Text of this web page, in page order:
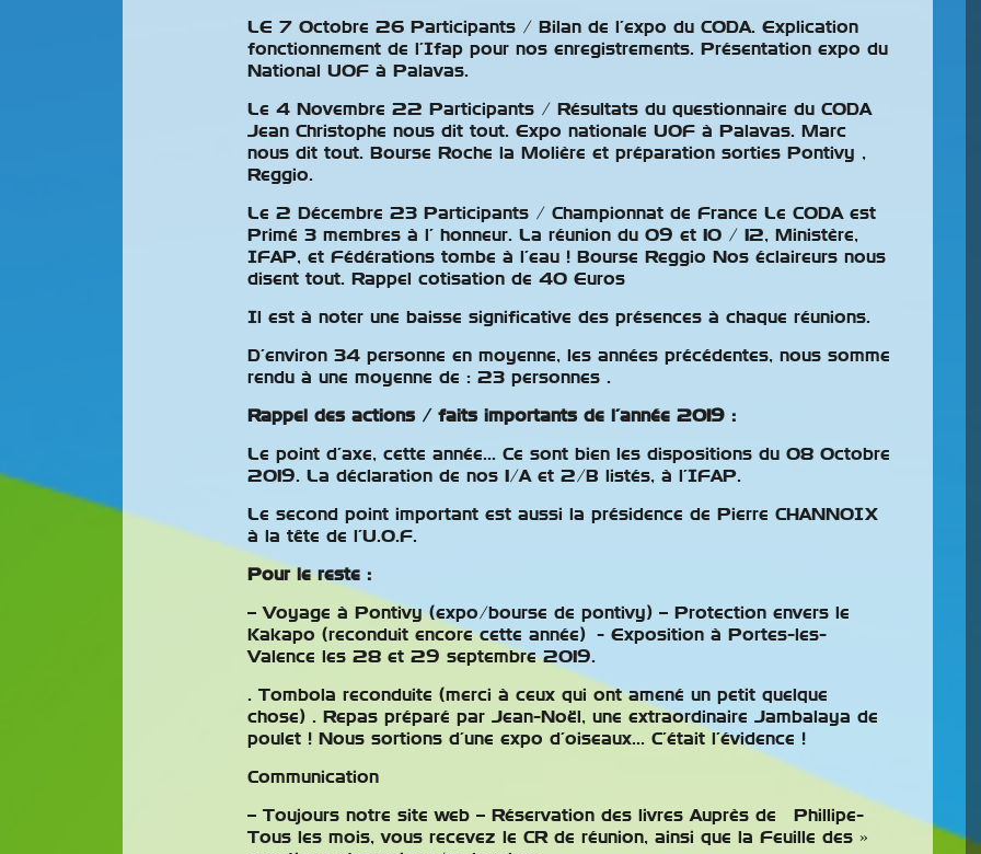
LE 7 Octobre 26 Participants / Bilan de l’expo du CODA. Explication
fonctionnement de l’Ifap pour nos enregistrements. Présentation expo du
National UOF à Palavas.
Le 4 Novembre 22 Participants / Résultats du questionnaire du CODA
Jean Christophe nous dit tout. Expo nationale UOF à Palavas. Marc
nous dit tout. Bourse Roche la Molière et préparation sorties Pontivy ,
Reggio.
Le 2 Décembre 23 Participants / Championnat de France Le CODA est
Primé 3 membres à l’ honneur. La réunion du 09 et 10 / 12, Ministère,
IFAP, et Fédérations tombe à l’eau ! Bourse Reggio Nos éclaireurs nous
disent tout. Rappel cotisation de 40 Euros
Il est à noter une baisse significative des présences à chaque réunions.
D’environ 34 personne en moyenne, les années précédentes, nous somme
rendu à une moyenne de : 23 personnes .
Rappel des actions / faits importants de l’année 2019 :
Le point d’axe, cette année… Ce sont bien les dispositions du 08 Octobre
2019. La déclaration de nos 1/A et 2/B listés, à l’IFAP.
Le second point important est aussi la présidence de Pierre CHANNOIX
à la tête de l’U.O.F.
Pour le reste :
– Voyage à Pontivy (expo/bourse de pontivy) – Protection envers le
Kakapo (reconduit encore cette année) - Exposition à Portes-les-
Valence les 28 et 29 septembre 2019.
. Tombola reconduite (merci à ceux qui ont amené un petit quelque
chose) . Repas préparé par Jean-Noël, une extraordinaire Jambalaya de
poulet ! Nous sortions d’une expo d’oiseaux… C’était l’évidence !
Communication
– Toujours notre site web – Réservation des livres Auprès de Phillipe-
Tous les mois, vous recevez le CR de réunion, ainsi que la Feuille des »
transmettre les résultats des
classements compétiteurs pour la saison 2025-
remportent un franc succès et montrent que
notre Union attache Continuer la lecture
Exposition
Bourse Du COM
Mépillat le samedi 14
novembre 2026. Sur place
nos amis les oiseaux. Ouverture au public :
samedi 14 novembre 2026 de 9h à 12h et de
13h30 à 17h, Entrée visiteurs : 2,50€ (gratuit …